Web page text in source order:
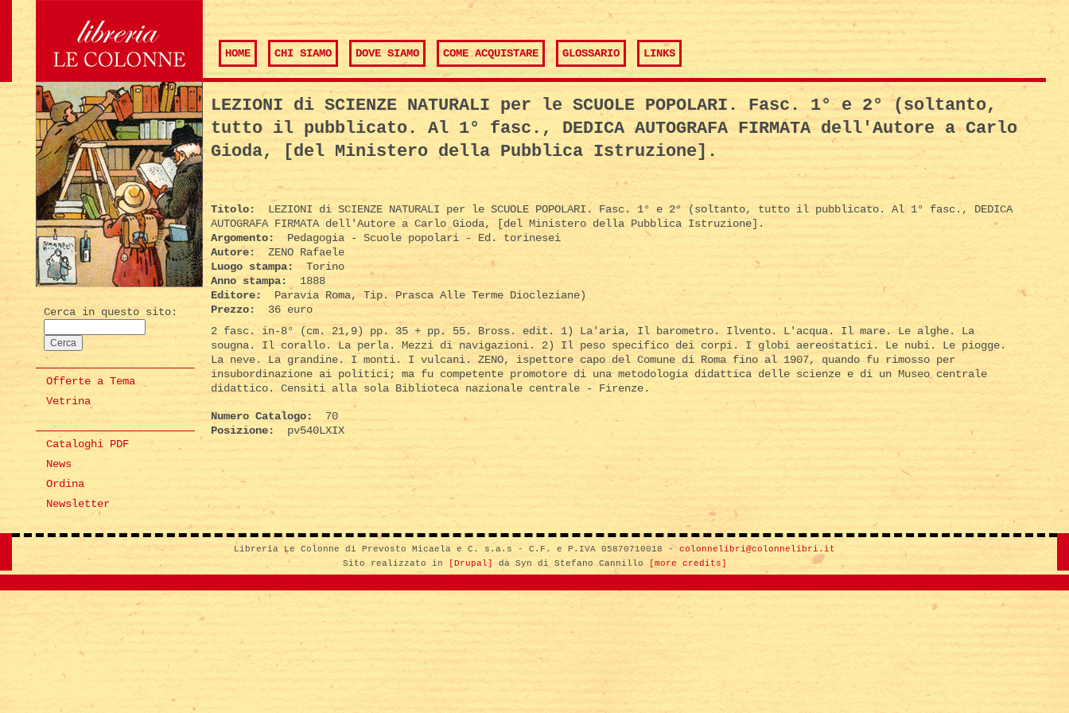
HOME CHI SIAMO DOVE SIAMO COME ACQUISTARE GLOSSARIO LINKS
Cerca in questo sito:
Offerte a Tema
Vetrina
Cataloghi PDF
News
Ordina
Newsletter
LEZIONI di SCIENZE NATURALI per le SCUOLE POPOLARI. Fasc. 1° e 2° (soltanto,
tutto il pubblicato. Al 1° fasc., DEDICA AUTOGRAFA FIRMATA dell'Autore a Carlo
Gioda, [del Ministero della Pubblica Istruzione].
Titolo:
LEZIONI di SCIENZE NATURALI per le SCUOLE POPOLARI. Fasc. 1° e 2° (soltanto, tutto il pubblicato. Al 1° fasc., DEDICA
AUTOGRAFA FIRMATA dell'Autore a Carlo Gioda, [del Ministero della Pubblica Istruzione].
Argomento:
Pedagogia - Scuole popolari - Ed. torinesei
Autore:
ZENO Rafaele
Luogo stampa:
Torino
Anno stampa:
1888
Editore:
Paravia Roma, Tip. Prasca Alle Terme Diocleziane)
Prezzo:
36 euro
2 fasc. in-8° (cm. 21,9) pp. 35 + pp. 55. Bross. edit. 1) La'aria, Il barometro. Ilvento. L'acqua. Il mare. Le alghe. La
sougna. Il corallo. La perla. Mezzi di navigazioni. 2) Il peso specifico dei corpi. I globi aereostatici. Le nubi. Le piogge.
La neve. La grandine. I monti. I vulcani. ZENO, ispettore capo del Comune di Roma fino al 1907, quando fu rimosso per
insubordinazione ai politici; ma fu competente promotore di una metodologia didattica delle scienze e di un Museo centrale
didattico. Censiti alla sola Biblioteca nazionale centrale - Firenze.
Numero Catalogo:
70
Posizione:
pv540LXIX
Libreria Le Colonne di Prevosto Micaela e C. s.a.s - C.F. e P.IVA 05870710018 - colonnelibri@colonnelibri.it
Sito realizzato in
[Drupal] da Syn di Stefano Cannillo [more credits]